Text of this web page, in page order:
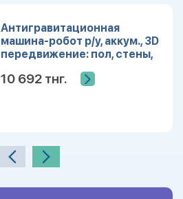
Антигравитационная
машина-робот р/у, аккум., 3D
передвижение: пол, стены,
10 692 тнг.